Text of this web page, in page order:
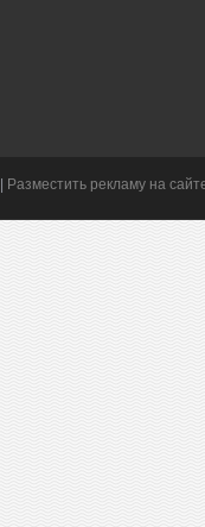
Разместить рекламу на